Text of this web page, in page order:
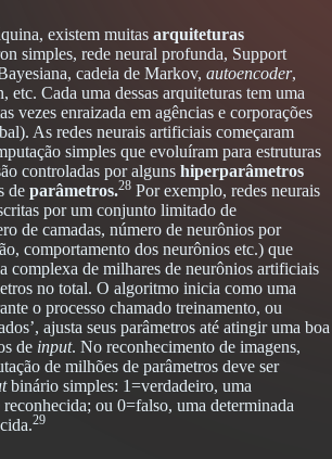
existem muitas arquiteturas
simples, rede neural profunda, Support
cadeia de Markov, autoencoder,
etc. Cada uma dessas arquiteturas tem uma
vezes enraizada em agências e corporações
As redes neurais artificiais começaram
simples que evoluíram para estruturas
controladas por alguns hiperparâmetros
de parâmetros.28 Por exemplo, redes neurais
por um conjunto limitado de
de camadas, número de neurônios por
comportamento dos neurônios etc.) que
complexa de milhares de neurônios artificiais
no total. O algoritmo inicia como uma
o processo chamado treinamento, ou
ajusta seus parâmetros até atingir uma boa
de input. No reconhecimento de imagens,
de milhões de parâmetros deve ser
binário simples: 1=verdadeiro, uma
ou 0=falso, uma determinada
29